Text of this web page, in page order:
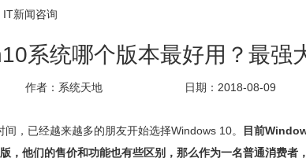
IT新闻咨询
系统哪个版本最好用？最强
作者：系统天地 日期：2018-08-09
，已经越来越多的朋友开始选择Windows 10。
目前
，他们的售价和功能也有些区别，那么作为一名普通消费者